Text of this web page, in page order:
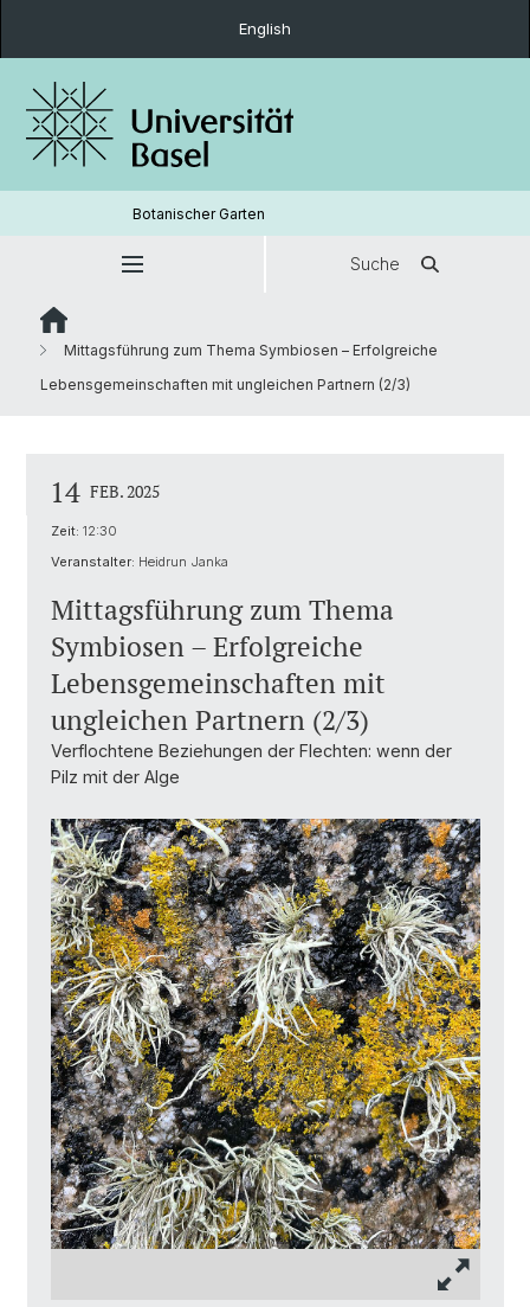
English
Botanischer Garten
Suche
Mittagsführung zum Thema Symbiosen – Erfolgreiche
Lebensgemeinschaften mit ungleichen Partnern (2/3)
14 FEB. 2025
Zeit: 12:30
Veranstalter: Heidrun Janka
Mittagsführung zum Thema
Symbiosen – Erfolgreiche
Lebensgemeinschaften mit
ungleichen Partnern (2/3)
Verflochtene Beziehungen der Flechten: wenn der
Pilz mit der Alge